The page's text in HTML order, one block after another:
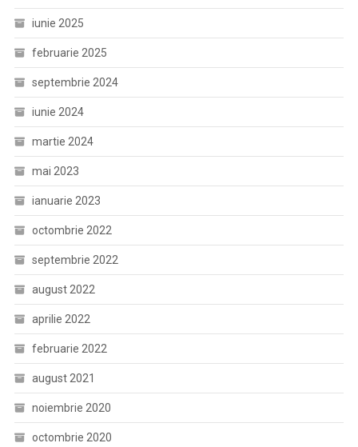
iunie 2025
februarie 2025
septembrie 2024
iunie 2024
martie 2024
mai 2023
ianuarie 2023
octombrie 2022
septembrie 2022
august 2022
aprilie 2022
februarie 2022
august 2021
noiembrie 2020
octombrie 2020